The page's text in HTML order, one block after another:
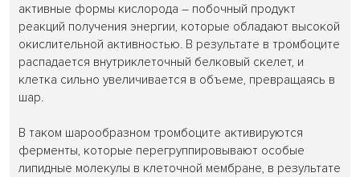
активные формы кислорода – побочный продукт
реакций получения энергии, которые обладают высокой
окислительной активностью. В результате в тромбоците
распадается внутриклеточный белковый скелет, и
клетка сильно увеличивается в объеме, превращаясь в
шар.
В таком шарообразном тромбоците активируются
ферменты, которые перегруппировывают особые
липидные молекулы в клеточной мембране, в результате